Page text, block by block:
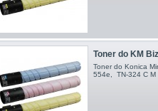
Toner do KM
Toner do Konica
554e , TN-324 C